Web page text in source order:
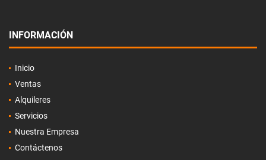
INFORMACIÓN
Inicio
Ventas
Alquileres
Servicios
Nuestra Empresa
Contáctenos